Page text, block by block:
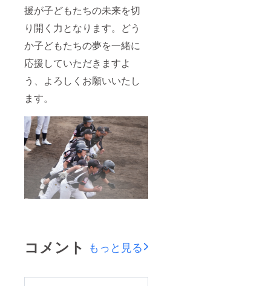
援が子どもたちの未来を切
り開く力となります。どう
か子どもたちの夢を一緒に
応援していただきますよ
う、よろしくお願いいたし
ます。
コメント もっと見る